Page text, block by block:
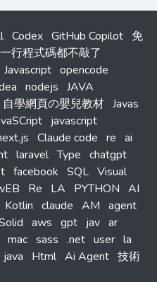
Codex GitHub Copilot 免
行程式碼都不敲了
Javascript opencode
nodejs JAVA
自學網頁の嬰兒教材 Javas
javascript
Claude code re ai
laravel Type chatgpt
facebook SQL Visual
Re LA PYTHON AI
Kotlin claude AM agent
aws gpt jav ar
mac sass .net user la
java Html Ai Agent 技術